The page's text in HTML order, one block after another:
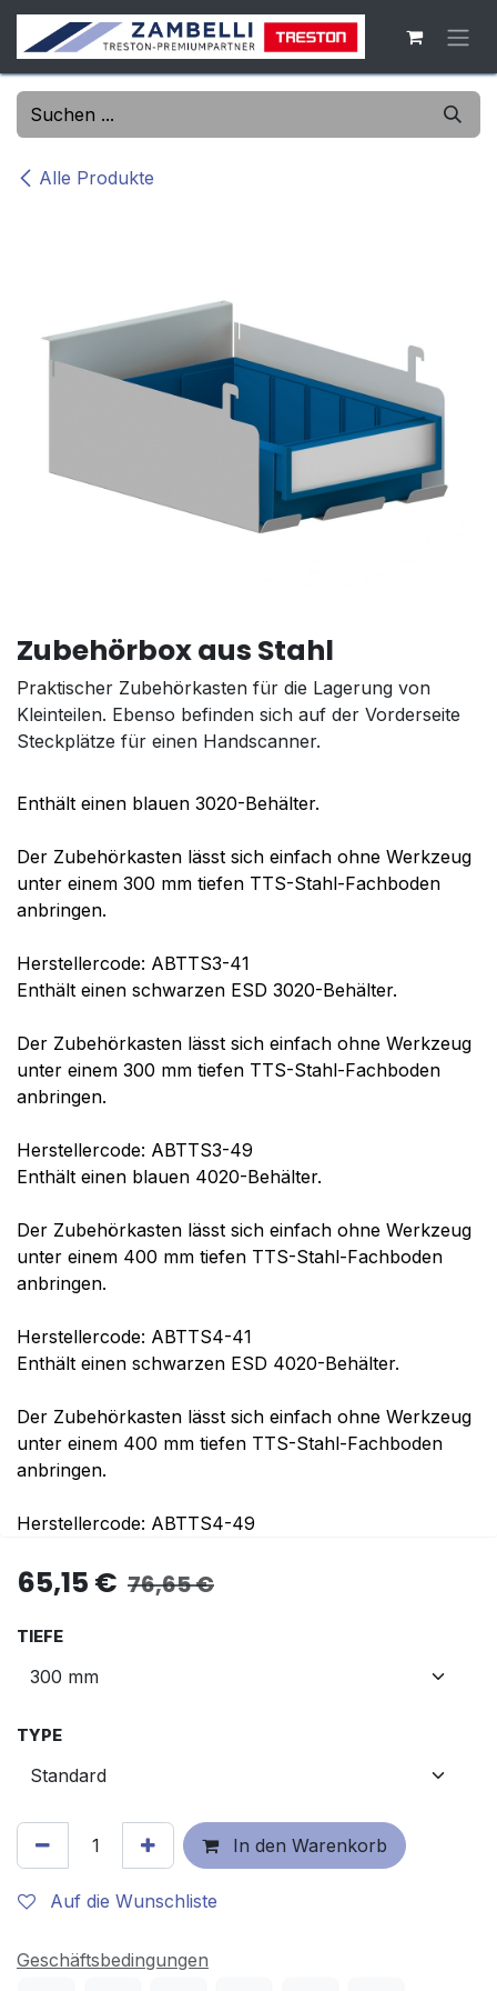
Zum Inhalt springen
Alle Produkte
Zubehörbox aus Stahl
Praktischer Zubehörkasten für die Lagerung von
Kleinteilen. Ebenso befinden sich auf der Vorderseite
Steckplätze für einen Handscanner.
Enthält einen blauen 3020-Behälter.
Der Zubehörkasten lässt sich einfach ohne Werkzeug
unter einem 300 mm tiefen TTS-Stahl-Fachboden
anbringen.
Herstellercode: ABTTS3-41
Enthält einen schwarzen ESD 3020-Behälter.
Der Zubehörkasten lässt sich einfach ohne Werkzeug
unter einem 300 mm tiefen TTS-Stahl-Fachboden
anbringen.
Herstellercode: ABTTS3-49
Enthält einen blauen 4020-Behälter.
Der Zubehörkasten lässt sich einfach ohne Werkzeug
unter einem 400 mm tiefen TTS-Stahl-Fachboden
anbringen.
Herstellercode: ABTTS4-41
Enthält einen schwarzen ESD 4020-Behälter.
Der Zubehörkasten lässt sich einfach ohne Werkzeug
unter einem 400 mm tiefen TTS-Stahl-Fachboden
anbringen.
Herstellercode: ABTTS4-49
65,15 € 76,65€
TIEFE
TYPE
In den Warenkorb
Auf die Wunschliste
Geschäftsbedingungen